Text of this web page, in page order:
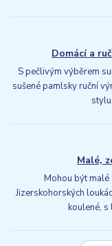
Domácí a
S pečlivým výběrem
sušené pamlsky ruční
Malé,
Mohou být malé
Jizerskohorských
koulené, s